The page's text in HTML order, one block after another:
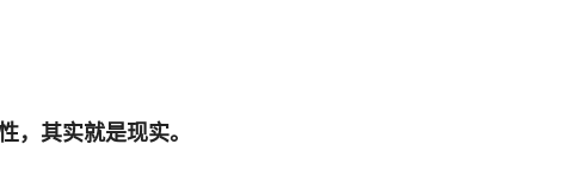
，其实就是现实。